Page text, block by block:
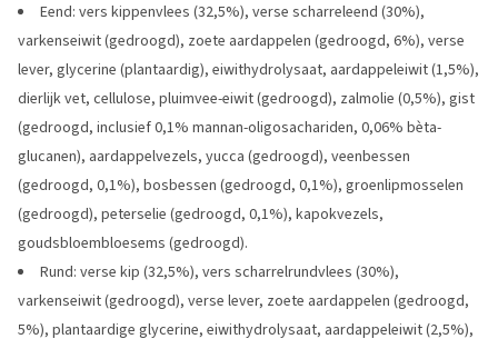
Eend: vers kippenvlees (32,5%), verse scharreleend (30%),
varkenseiwit (gedroogd), zoete aardappelen (gedroogd, 6%), verse
lever, glycerine (plantaardig), eiwithydrolysaat, aardappeleiwit (1,5%),
dierlijk vet, cellulose, pluimvee-eiwit (gedroogd), zalmolie (0,5%), gist
(gedroogd, inclusief 0,1% mannan-oligosachariden, 0,06% bèta-
glucanen), aardappelvezels, yucca (gedroogd), veenbessen
(gedroogd, 0,1%), bosbessen (gedroogd, 0,1%), groenlipmosselen
(gedroogd), peterselie (gedroogd, 0,1%), kapokvezels,
goudsbloembloesems (gedroogd).
Rund: verse kip (32,5%), vers scharrelrundvlees (30%),
varkenseiwit (gedroogd), verse lever, zoete aardappelen (gedroogd,
5%), plantaardige glycerine, eiwithydrolysaat, aardappeleiwit (2,5%),